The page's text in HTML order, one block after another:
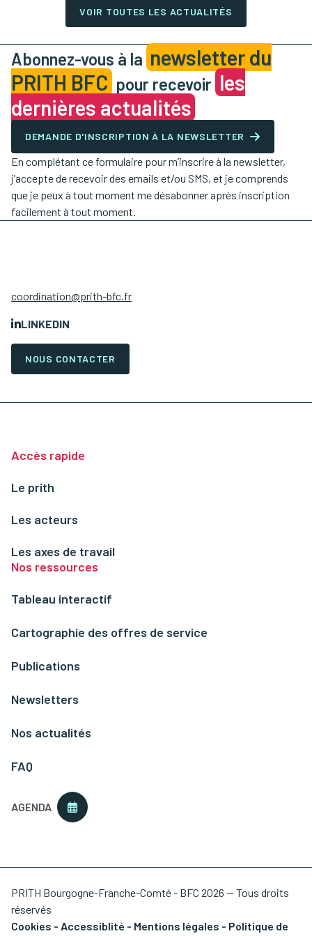
VOIR TOUTES LES ACTUALITÉS
Abonnez-vous à la newsletter du
PRITH BFC pour recevoir les
dernières actualités
DEMANDE D'INSCRIPTION À LA NEWSLETTER
En complétant ce formulaire pour m’inscrire à la newsletter,
j’accepte de recevoir des emails et/ou SMS, et je comprends
que je peux à tout moment me désabonner après inscription
facilement à tout moment.
coordination@prith-bfc.fr
LINKEDIN
NOUS CONTACTER
Accès rapide
Le prith
Les acteurs
Les axes de travail
Nos ressources
Tableau interactif
Cartographie des offres de service
Publications
Newsletters
Nos actualités
FAQ
AGENDA
PRITH Bourgogne-Franche-Comté - BFC 2026 — Tous droits
réservés
Cookies - Accessiblité - Mentions légales - Politique de